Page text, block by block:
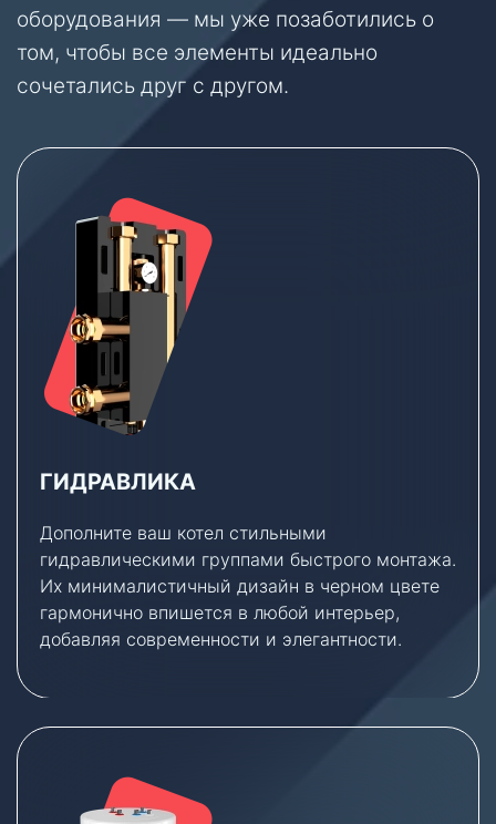
оборудования — мы уже позаботились о
том, чтобы все элементы идеально
сочетались друг с другом.
ГИДРАВЛИКА
Дополните ваш котел стильными
гидравлическими группами быстрого монтажа.
Их минималистичный дизайн в черном цвете
гармонично впишется в любой интерьер,
добавляя современности и элегантности.